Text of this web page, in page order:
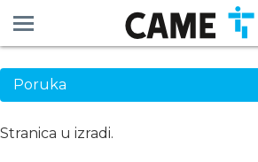
Poruka
Stranica u izradi.